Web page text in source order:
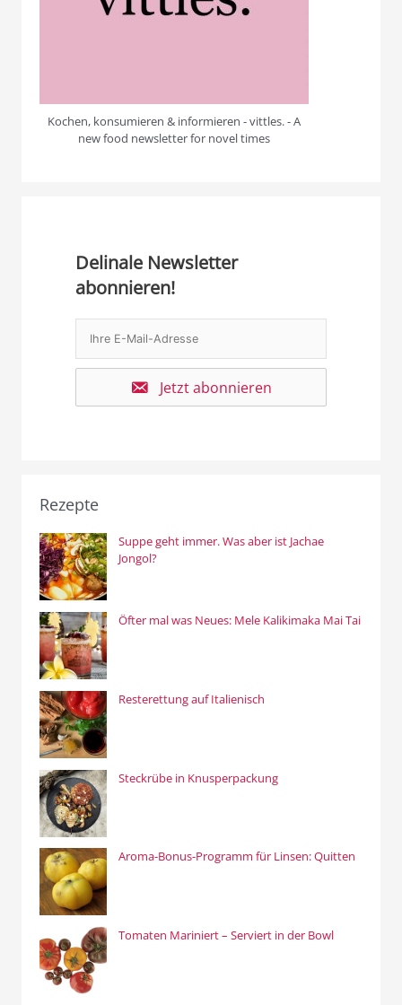
Kochen, konsumieren & informieren - vittles. - A
new food newsletter for novel times
Delinale Newsletter
abonnieren!
Jetzt abonnieren
Rezepte
Suppe geht immer. Was aber ist Jachae
Jongol?
Öfter mal was Neues: Mele Kalikimaka Mai Tai
Resterettung auf Italienisch
Steckrübe in Knusperpackung
Aroma-Bonus-Programm für Linsen: Quitten
Tomaten Mariniert – Serviert in der Bowl